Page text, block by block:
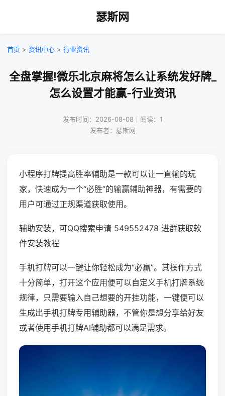
瑟斯网
首页 > 资讯中心 > 行业资讯
全盘掌握!微乐北京麻将怎么让系统发好牌_
怎么设置才能赢-行业资讯
发布时间：2026-08-08｜阅读：1
发布者：瑟斯网
小程序打牌提高胜率辅助是一款可以让一直输的玩
家，快速成为一个“必胜”的输赢辅助神器，有需要的
用户可通过正规渠道获取使用。
辅助安装，可QQ搜索申请 549552478 进群获取软
件安装教程
手机打牌可以一键让你轻松成为“必赢”。其操作方式
十分简单，打开这个应用便可以自定义手机打牌系统
规律，只需要输入自己想要的开挂功能，一键便可以
生成出手机打牌专用辅助器，不管你是想分享给好友
或者使用手机打牌AI辅助都可以满足需求。